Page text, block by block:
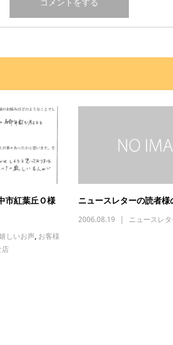
市紅葉丘Ｏ様
しいお声, お客様
店
ニュースレターの読者様
2006.08.19 ニュースレタ